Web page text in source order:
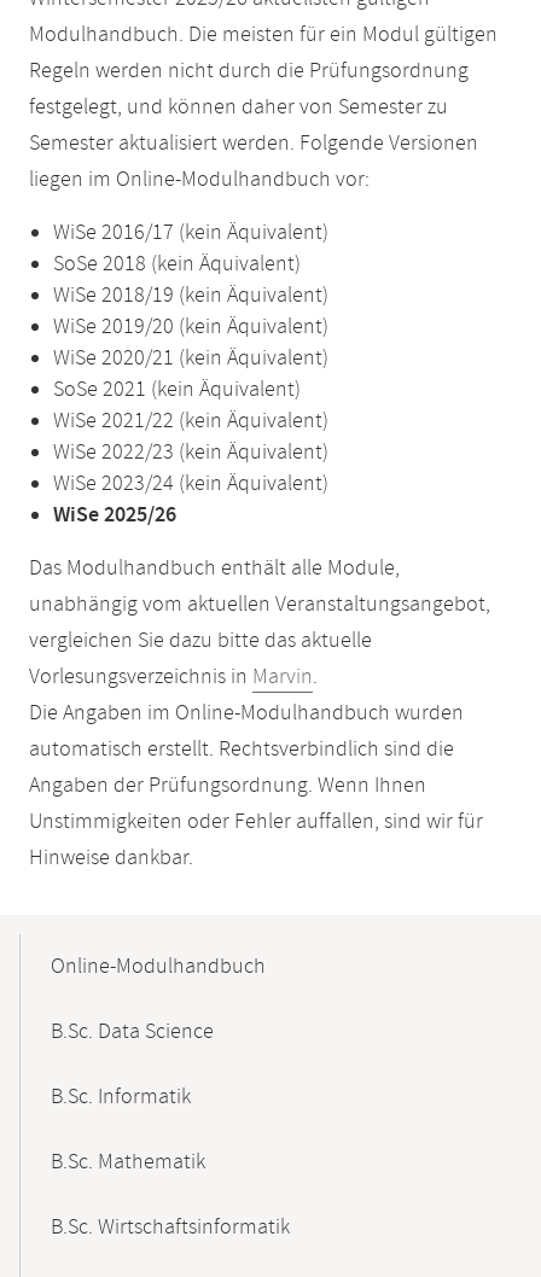
Modulhandbuch. Die meisten für ein Modul gültigen
Regeln werden nicht durch die Prüfungsordnung
festgelegt, und können daher von Semester zu
Semester aktualisiert werden. Folgende Versionen
liegen im Online-Modulhandbuch vor:
WiSe 2016/17 (kein Äquivalent)
SoSe 2018 (kein Äquivalent)
WiSe 2018/19 (kein Äquivalent)
WiSe 2019/20 (kein Äquivalent)
WiSe 2020/21 (kein Äquivalent)
SoSe 2021 (kein Äquivalent)
WiSe 2021/22 (kein Äquivalent)
WiSe 2022/23 (kein Äquivalent)
WiSe 2023/24 (kein Äquivalent)
WiSe 2025/26
Das Modulhandbuch enthält alle Module,
unabhängig vom aktuellen Veranstaltungsangebot,
vergleichen Sie dazu bitte das aktuelle
Vorlesungsverzeichnis in Marvin.
Die Angaben im Online-Modulhandbuch wurden
automatisch erstellt. Rechtsverbindlich sind die
Angaben der Prüfungsordnung. Wenn Ihnen
Unstimmigkeiten oder Fehler auffallen, sind wir für
Hinweise dankbar.
NavigationOnline-Modulhandbuch
B.Sc. Data Science
B.Sc. Informatik
B.Sc. Mathematik
B.Sc. Wirtschaftsinformatik